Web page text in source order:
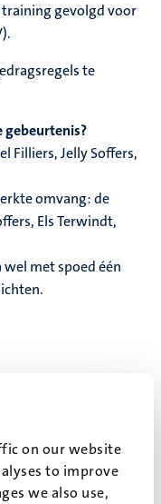
on our website
to improve
we also use,
training gevolgd voor
te
gebeurtenis?
Filliers, Jelly Soffers,
omvang: de
Els Terwindt,
met spoed één
treedt?
slow-woop, geeft
snel afnemend